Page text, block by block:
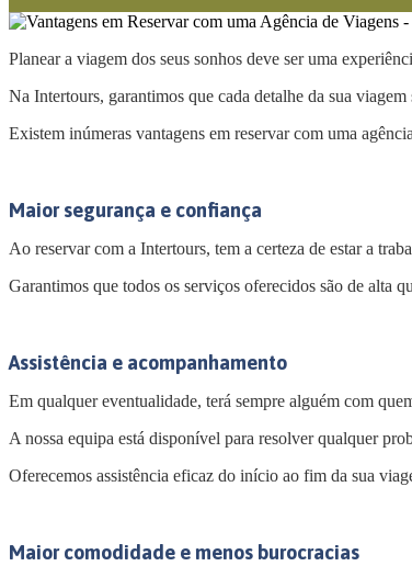
Planear a viagem dos seus sonhos deve ser uma
Na Intertours, garantimos que cada detalhe da sua
Existem inúmeras vantagens em reservar com uma
Maior segurança e confiança
Ao reservar com a Intertours, tem a certeza de estar a
Garantimos que todos os serviços oferecidos são de alta
Assistência e acompanhamento
Em qualquer eventualidade, terá sempre alguém com
A nossa equipa está disponível para resolver qualquer
Oferecemos assistência eficaz do início ao fim da sua
Maior comodidade e menos burocracias